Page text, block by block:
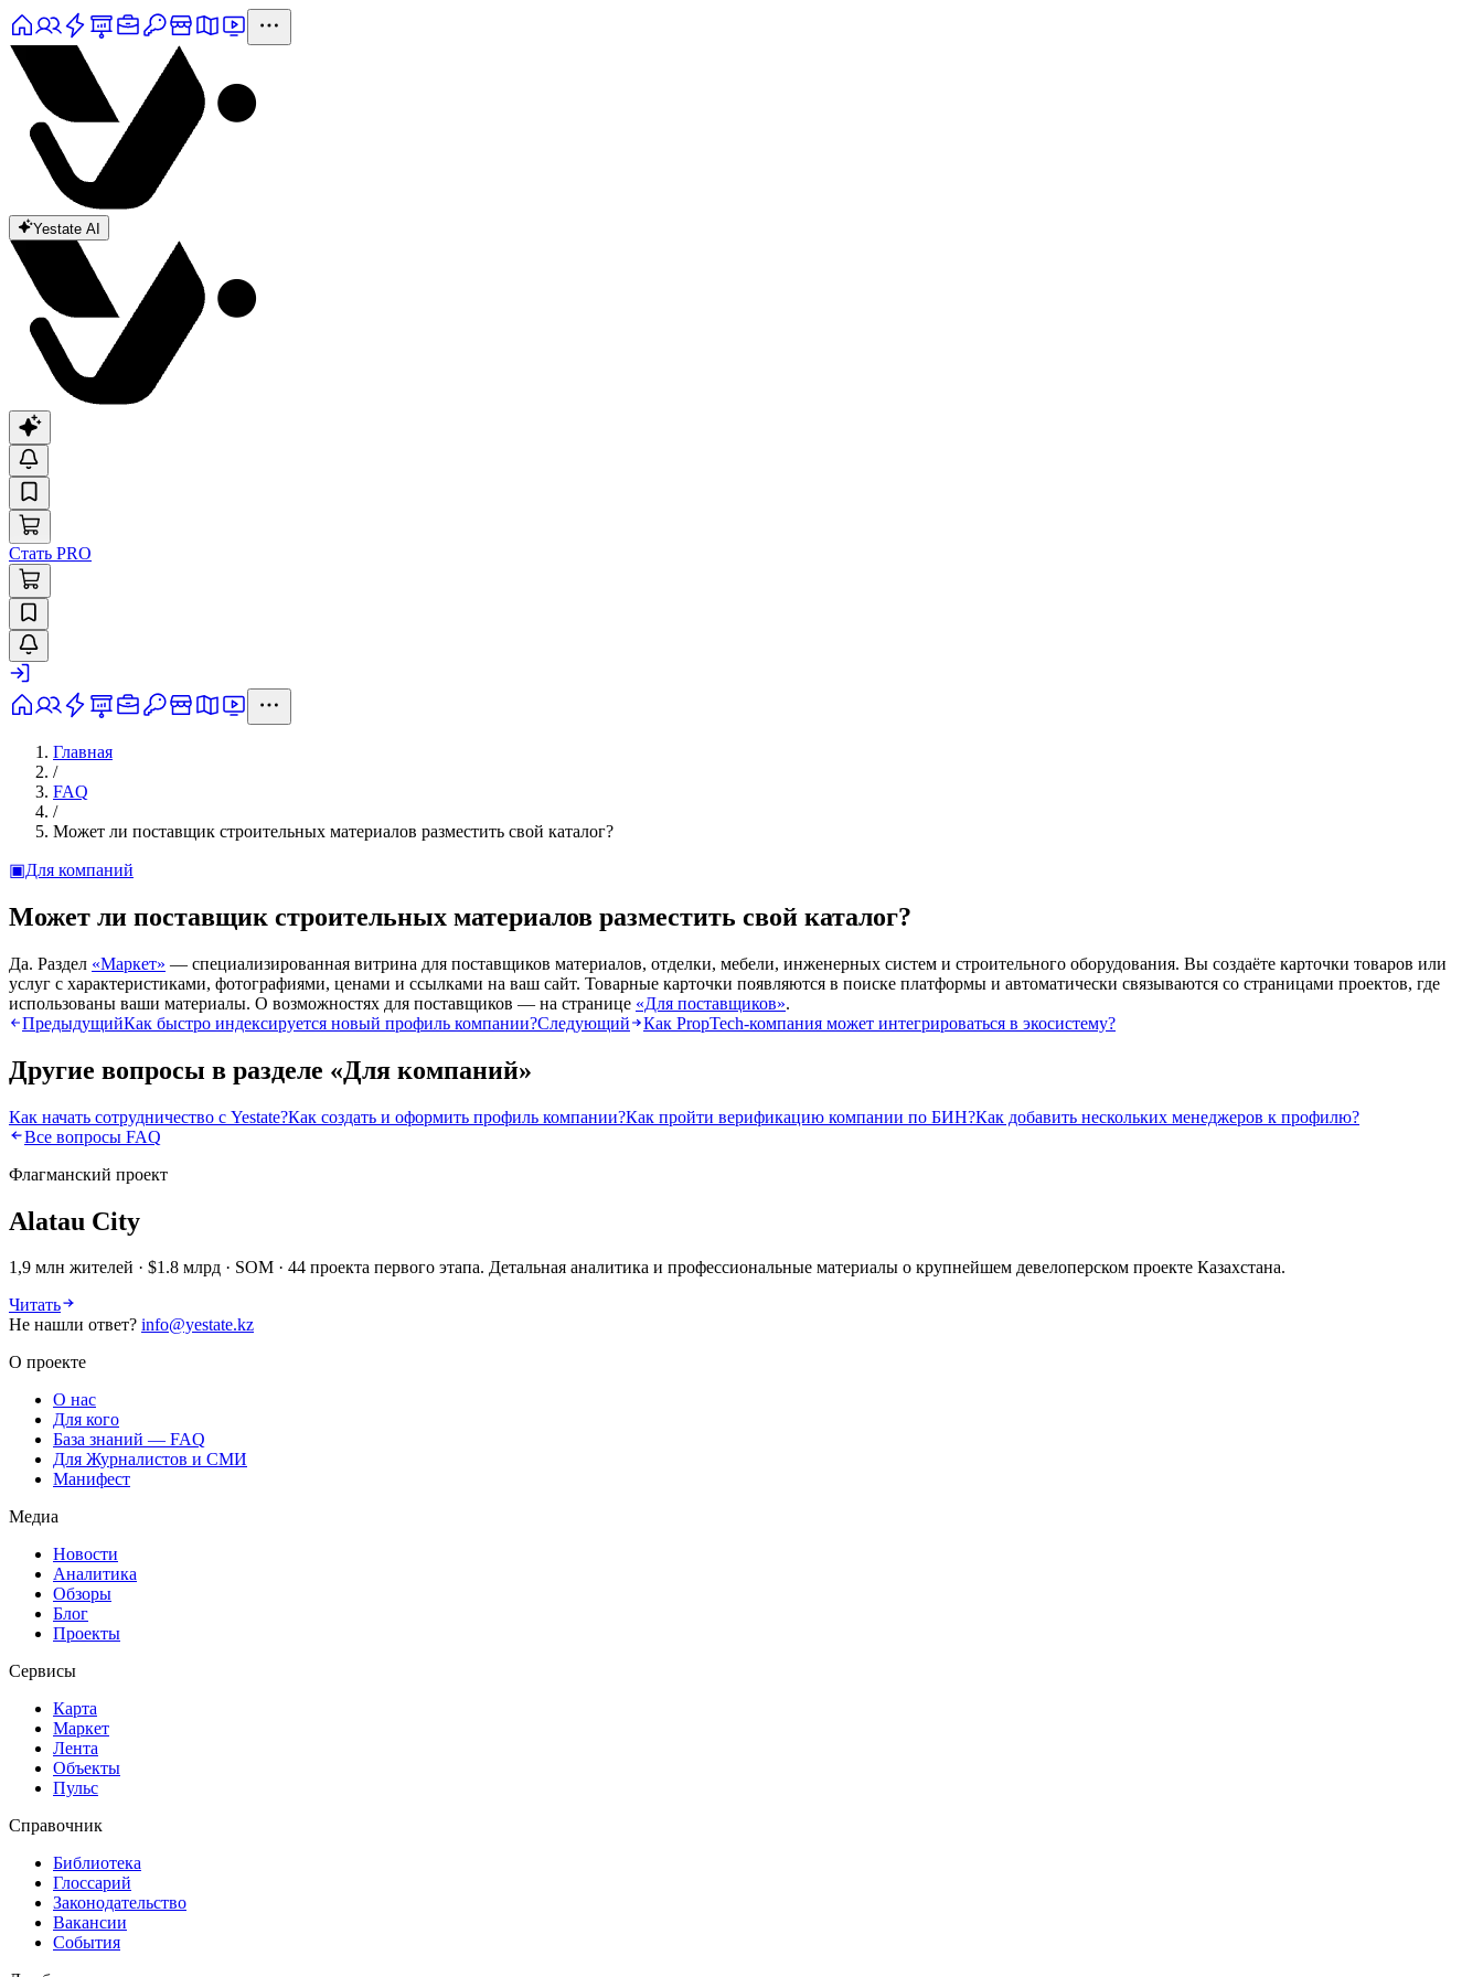
Yestate AI
Стать PRO
Главная
/
FAQ
/
Может ли поставщик строительных материалов разместить свой каталог?
▣Для компаний
Может ли поставщик строительных материалов разместить свой каталог?
Да. Раздел «Маркет» — специализированная витрина для поставщиков материалов, отделки, мебели, инженерных систем и строительного оборудования. Вы создаёте карточки товаров или
услуг с характеристиками, фотографиями, ценами и ссылками на ваш сайт. Товарные карточки появляются в поиске платформы и автоматически связываются со страницами проектов, где
использованы ваши материалы. О возможностях для поставщиков — на странице «Для поставщиков».
ПредыдущийКак быстро индексируется новый профиль компании?Следующий Как PropTech-компания может интегрироваться в экосистему?
Другие вопросы в разделе «Для компаний»
Как начать сотрудничество с Yestate?Как создать и оформить профиль компании?Как пройти верификацию компании по БИН?Как добавить нескольких менеджеров к профилю?
Все вопросы FAQ
Флагманский проект
Alatau City
1,9 млн жителей · $1.8 млрд · SOM · 44 проекта первого этапа. Детальная аналитика и профессиональные материалы о крупнейшем девелоперском проекте Казахстана.
Читать
Не нашли ответ? info@yestate.kz
О проекте
О нас
Для кого
База знаний — FAQ
Для Журналистов и СМИ
Манифест
Медиа
Новости
Аналитика
Обзоры
Блог
Проекты
Сервисы
Карта
Маркет
Лента
Объекты
Пульс
Справочник
Библиотека
Глоссарий
Законодательство
Вакансии
События